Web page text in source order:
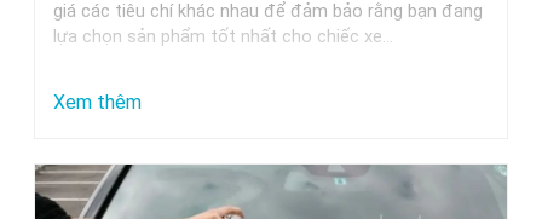
giá các tiêu chí khác nhau để đảm bảo rằng bạn đang
lựa chọn sản phẩm tốt nhất cho chiếc xe…
Xem thêm:
Dẫn